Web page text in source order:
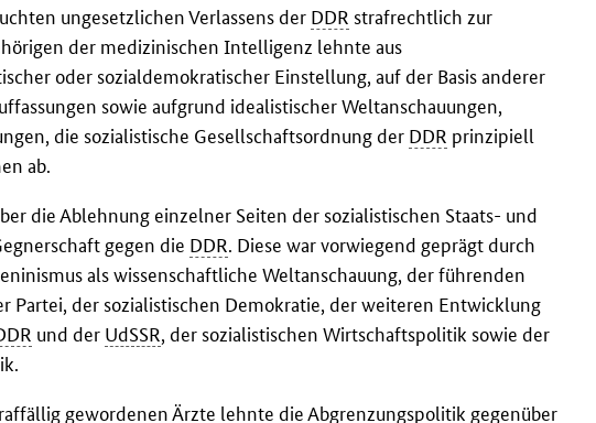
ungesetzlichen Verlassens der DDR strafrechtlich zur
der medizinischen Intelligenz lehnte aus
oder sozialdemokratischer Einstellung, auf der Basis anderer
sowie aufgrund idealistischer Weltanschauungen,
die sozialistische Gesellschaftsordnung der DDR prinzipiell
ab.
die Ablehnung einzelner Seiten der sozialistischen Staats- und
gegen die DDR. Diese war vorwiegend geprägt durch
als wissenschaftliche Weltanschauung, der führenden
Partei, der sozialistischen Demokratie, der weiteren Entwicklung
und der UdSSR, der sozialistischen Wirtschaftspolitik sowie der
gewordenen Ärzte lehnte die Abgrenzungspolitik gegenüber